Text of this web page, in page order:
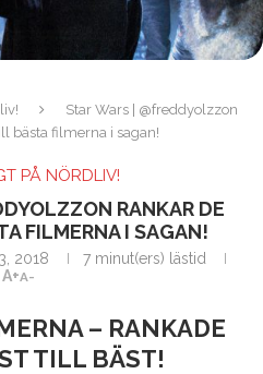
Star Wars | @freddyolzzon
bästa filmerna i sagan!
PÅ NÖRDLIV!
RANKAR DE
FILMERNA I SAGAN!
2018
7 minut(ers) lästid
A+A-
– RANKADE
TILL BÄST!